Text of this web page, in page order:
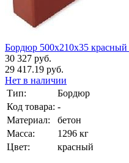
Бордюр 500х210х35
30 327 руб.
29 417.19 руб.
Нет в наличии
Тип:
Бордюр
Код товара: -
Материал:
бетон
Масса:
1296 кг
Цвет:
красный